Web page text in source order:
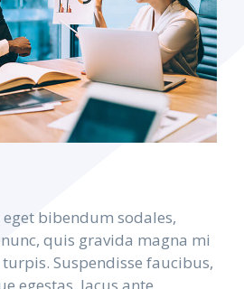
bibendum sodales,
quis gravida magna mi
Suspendisse faucibus,
egestas, lacus ante